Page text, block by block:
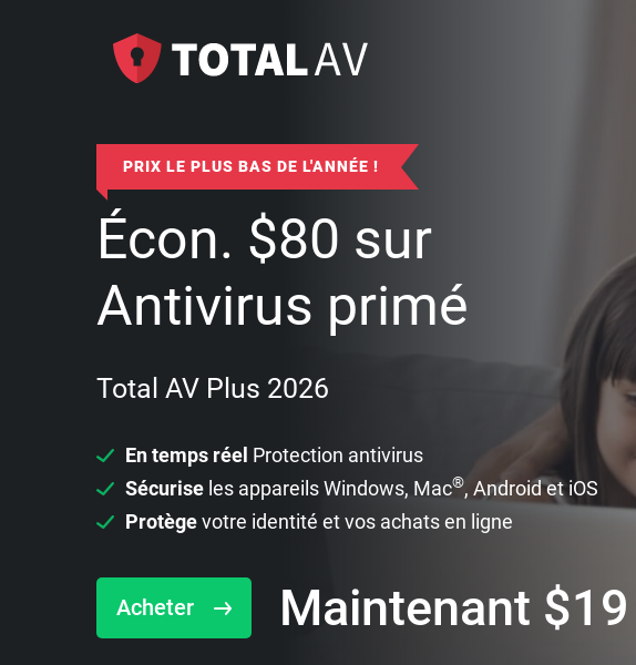
PRIX LE PLUS BAS DE L'ANNÉE !
Écon. $80 sur
Antivirus primé
Total AV Plus 2026
En temps réel Protection antivirus
Sécurise les appareils Windows, Mac®, Android et iOS
Protègevotre identité et vos achats en ligne
Acheter Maintenant $19